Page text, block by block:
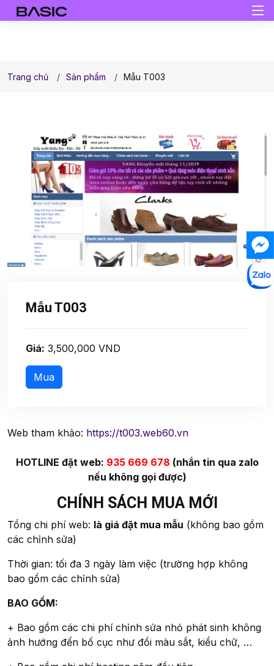
Trang chủ Sản phẩm Mẫu T003
Mẫu T003
Giá: 3,500,000 VND
Web tham khảo: https://t003.web60.vn
HOTLINE đặt web: 935 669 678 (nhắn tin qua zalo
nếu không gọi được)
CHÍNH SÁCH MUA MỚI
Tổng chi phí web: là giá đặt mua mẫu (không bao gồm
các chỉnh sửa)
Thời gian: tối đa 3 ngày làm việc (trường hợp không
bao gồm các chỉnh sửa)
BAO GỒM:
+ Bao gồm các chi phí chỉnh sửa nhỏ phát sinh không
ảnh hướng đến bố cục như đổi màu sắt, kiểu chữ, …